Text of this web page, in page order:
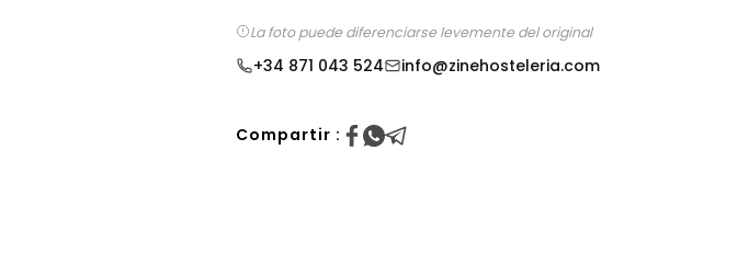
La foto puede diferenciarse levemente del original
+34 871 043 524 info@zinehosteleria.com
Compartir :